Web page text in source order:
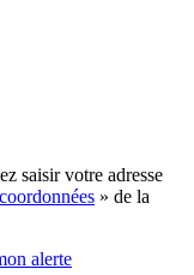
saisir votre adresse
» de la
alerte